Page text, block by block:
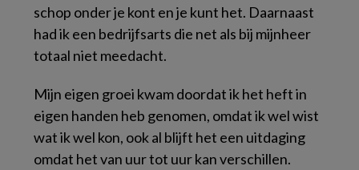
schop onder je kont en je kunt het. Daarnaast
had ik een bedrijfsarts die net als bij mijnheer
totaal niet meedacht.
Mijn eigen groei kwam doordat ik het heft in
eigen handen heb genomen, omdat ik wel wist
wat ik wel kon, ook al blijft het een uitdaging
omdat het van uur tot uur kan verschillen.